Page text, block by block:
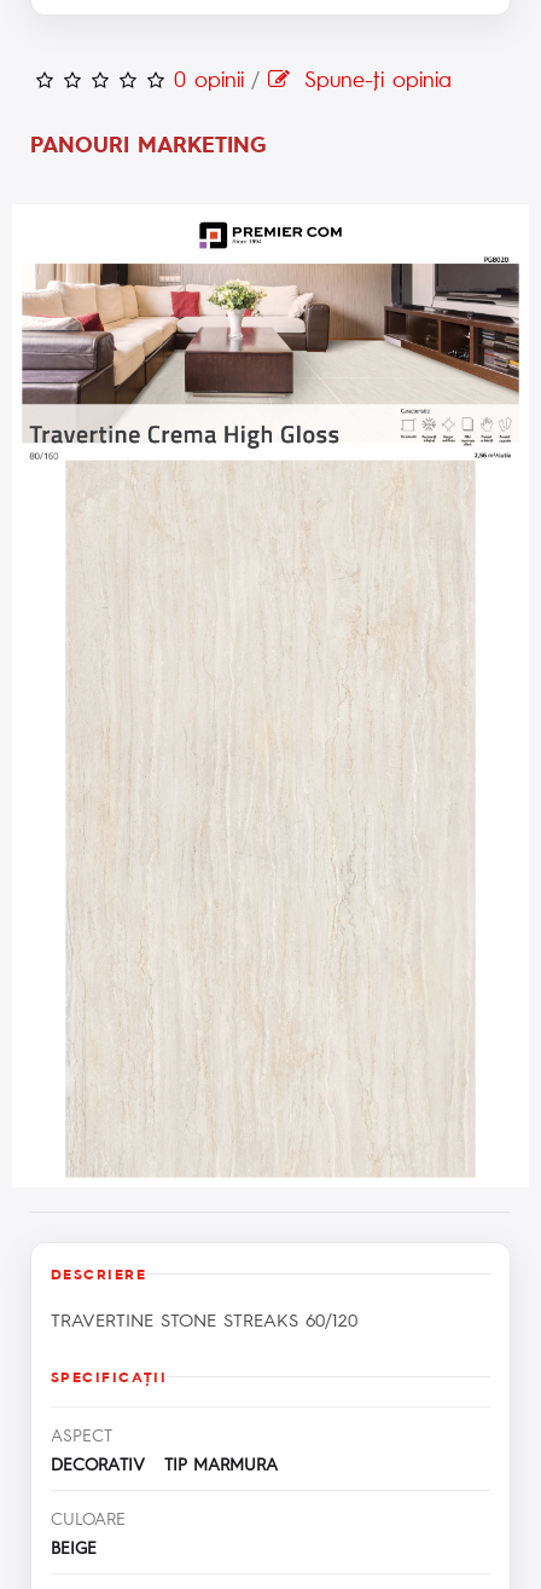
0 opinii / Spune-ţi opinia
PANOURI MARKETING
DESCRIERE
TRAVERTINE STONE STREAKS 60/120
SPECIFICAŢII
ASPECT
DECORATIV TIP MARMURA
CULOARE
BEIGE